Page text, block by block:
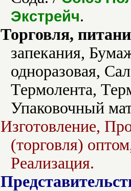
Экстрейч.
Торговля,
запекания,
одноразовая,
Термолента,
Упаковочный
Изготовление,
(торговля)
Реализация.